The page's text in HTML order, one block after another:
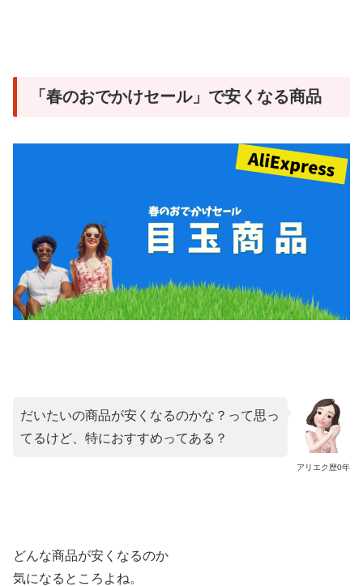
「春のおでかけセール」で安くなる商品
アリエク歴0年
だいたいの商品が安くなるのかな？って思っ
てるけど、特におすすめってある？
どんな商品が安くなるのか
気になるところよね。